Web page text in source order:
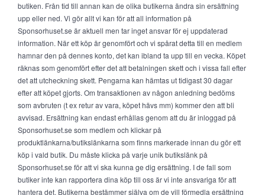
butiken. Från tid till annan kan de olika butikerna ändra sin ersättning
upp eller ned. Vi gör allt vi kan för att all information på
Sponsorhuset.se är aktuell men tar inget ansvar för ej uppdaterad
information. När ett köp är genomfört och vi spårat detta till en medlem
hamnar den på dennes konto, det kan ibland ta upp till en vecka. Köpet
räknas som genomfört efter det att betalningen skett och i vissa fall efter
det att utcheckning skett. Pengarna kan hämtas ut tidigast 30 dagar
efter att köpet gjorts. Om transaktionen av någon anledning bedöms
som avbruten (t ex retur av vara, köpet hävs mm) kommer den att bli
avvisad. Ersättning kan endast erhållas genom att du är inloggad på
Sponsorhuset.se som medlem och klickar på
produktlänkarna/butikslänkarna som finns markerade innan du gör ett
köp i vald butik. Du måste klicka på varje unik butikslänk på
Sponsorhuset.se för att vi ska kunna ge dig ersättning. I de fall som
butiker inte kan rapportera dina köp till oss är vi inte ansvariga för att
hantera det. Butikerna bestämmer själva om de vill förmedla ersättning